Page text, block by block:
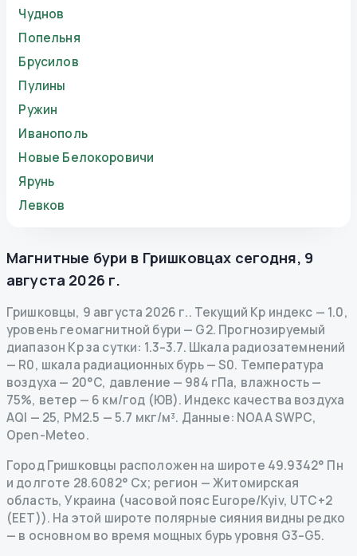
Чуднов
Попельня
Брусилов
Пулины
Ружин
Иванополь
Новые Белокоровичи
Ярунь
Левков
Магнитные бури в Гришковцах сегодня, 9
августа 2026 г.
Гришковцы, 9 августа 2026 г.. Текущий Kp индекс — 1.0,
уровень геомагнитной бури — G2. Прогнозируемый
диапазон Kp за сутки: 1.3–3.7. Шкала радиозатемнений
— R0, шкала радиационных бурь— S0. Температура
воздуха — 20°C, давление — 984 гПа, влажность —
75%, ветер — 6 км/год (ЮВ). Индекс качества воздуха
AQI — 25, PM2.5 — 5.7 мкг/м³. Данные: NOAA SWPC,
Open-Meteo.
Город Гришковцы расположен на широте 49.9342° Пн
и долготе 28.6082° Сх; регион — Житомирская
область, Украина (часовой пояс Europe/Kyiv, UTC+2
(EET)). На этой широте полярные сияния видны редко
— в основном во время мощных бурь уровня G3–G5.